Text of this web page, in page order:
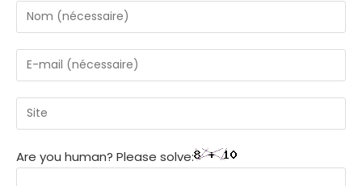
Are you human? Please solve: